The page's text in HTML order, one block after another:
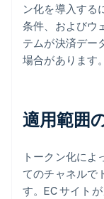
ン化を導入する
条件、およびウ
テムが決済デー
場合があります。
適用範囲
トークン化に
てのチャネルで
す。EC サイト